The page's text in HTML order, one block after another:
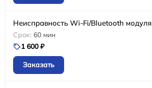
Неисправность Wi-Fi/Bluetooth модуля
60 мин
1 600 ₽
Заказать